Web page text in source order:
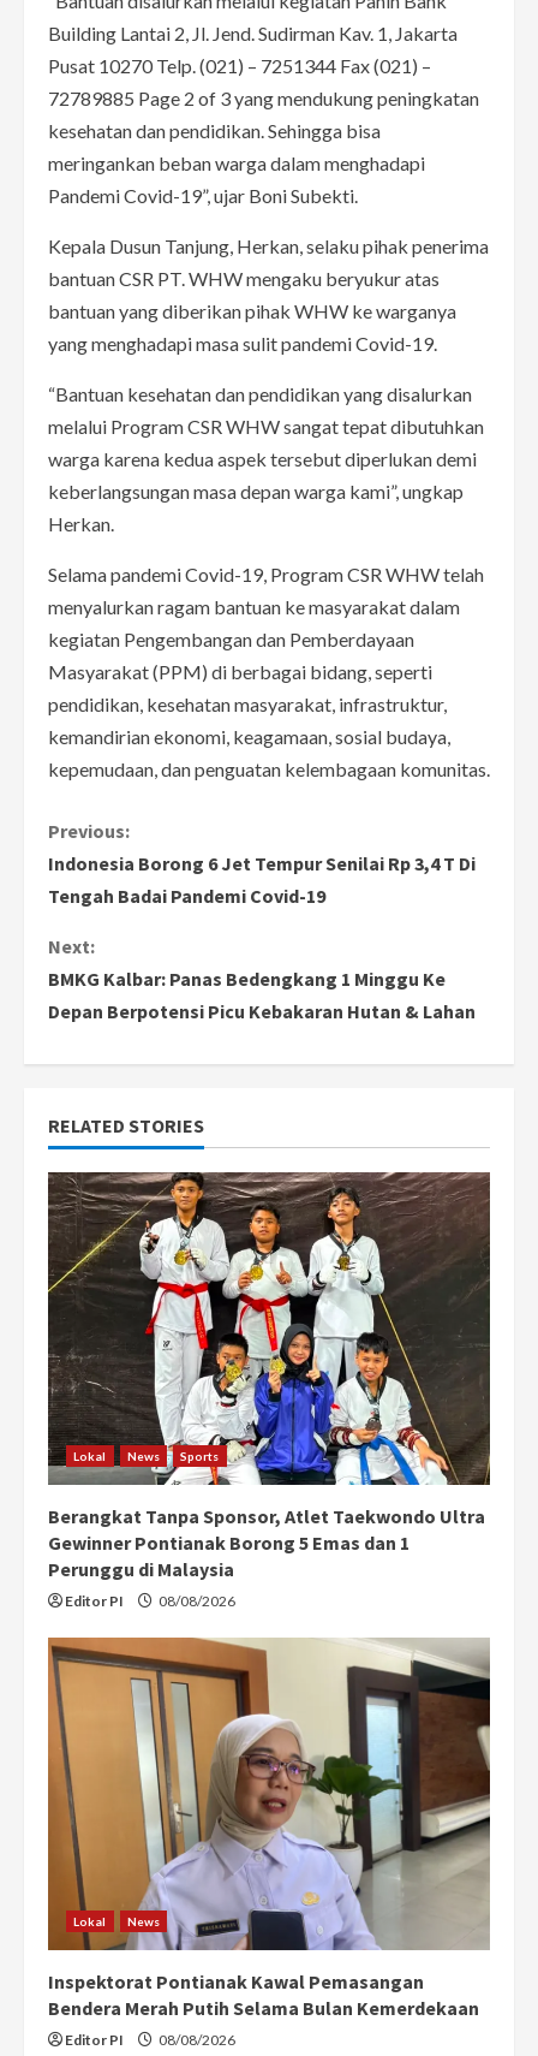
Building Lantai 2, Jl. Jend. Sudirman Kav. 1, Jakarta
Pusat 10270 Telp. (021) – 7251344 Fax (021) –
72789885 Page 2 of 3 yang mendukung peningkatan
kesehatan dan pendidikan. Sehingga bisa
meringankan beban warga dalam menghadapi
Pandemi Covid-19”, ujar Boni Subekti.
Kepala Dusun Tanjung, Herkan, selaku pihak penerima
bantuan CSR PT. WHW mengaku beryukur atas
bantuan yang diberikan pihak WHW ke warganya
yang menghadapi masa sulit pandemi Covid-19.
“Bantuan kesehatan dan pendidikan yang disalurkan
melalui Program CSR WHW sangat tepat dibutuhkan
warga karena kedua aspek tersebut diperlukan demi
keberlangsungan masa depan warga kami”, ungkap
Herkan.
Selama pandemi Covid-19, Program CSR WHW telah
menyalurkan ragam bantuan ke masyarakat dalam
kegiatan Pengembangan dan Pemberdayaan
Masyarakat (PPM) di berbagai bidang, seperti
pendidikan, kesehatan masyarakat, infrastruktur,
kemandirian ekonomi, keagamaan, sosial budaya,
kepemudaan, dan penguatan kelembagaan komunitas.
C
o
n
t
u
e
R
e
a
d
i
n
g
Previous:
Indonesia Borong 6 Jet Tempur Senilai Rp 3,4 T Di
Tengah Badai Pandemi Covid-19
Next:
BMKG Kalbar: Panas Bedengkang 1 Minggu Ke
Depan Berpotensi Picu Kebakaran Hutan & Lahan
RELATED STORIES
Lokal News Sports
Berangkat Tanpa Sponsor, Atlet Taekwondo Ultra
Gewinner Pontianak Borong 5 Emas dan 1
Perunggu di Malaysia
Editor PI 08/08/2026
Lokal News
Inspektorat Pontianak Kawal Pemasangan
Bendera Merah Putih Selama Bulan Kemerdekaan
Editor PI 08/08/2026